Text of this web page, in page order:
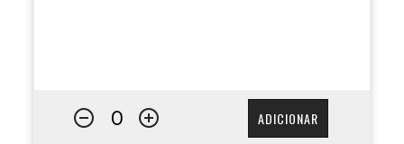
ADICIONAR